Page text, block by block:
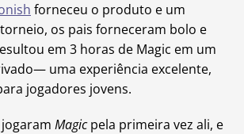
forneceu o produto e um
os pais forneceram bolo e
em 3 horas de Magic em um
uma experiência excelente,
jogadores jovens.
Magicpela primeira vez ali, e